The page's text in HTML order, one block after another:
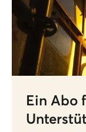
Ein Abo